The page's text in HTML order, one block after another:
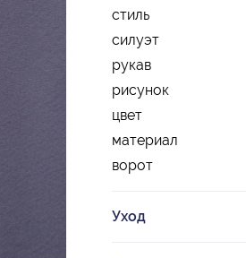
стиль
силуэт
рукав
рисунок
цвет
материал
ворот
Уход